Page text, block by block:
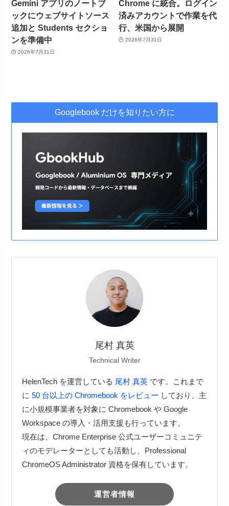
Gemini アプリのノートブ
ックにウェブサイトソース
追加と Students セクショ
ンを準備中
2026年7月31日
Chrome に統合。ログイン
済みアカウントで作業を代
行、米国から展開
2026年7月31日
Googlebook だけを知りたい方に
尾村 真英
Technical Writer
HelenTech を運営している 尾村 真英です。これまで
に 50 台以上の Chromebook をレビュー しており、主
に小規模事業者を対象に Chromebook や Google
Workspace の導入・活用支援も行っています。
現在は、Chrome Enterprise 公式ユーザーコミュニテ
ィのモデレーターとしても活動し、Professional
ChromeOS Administrator 資格を保有しています。
運営者情報